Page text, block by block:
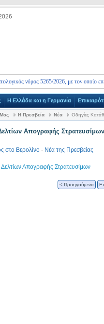
νόμος 5265/2026, με τον οποίο
Η Ελλάδα και η Γερμανία
Η Πρεσβεία Νέα Οδηγίες
Απογραφής Στρατευσίμων
στο Βερολίνο - Νέα της Πρεσβείας
Απογραφής Στρατευσίμων
< Προηγούμενα